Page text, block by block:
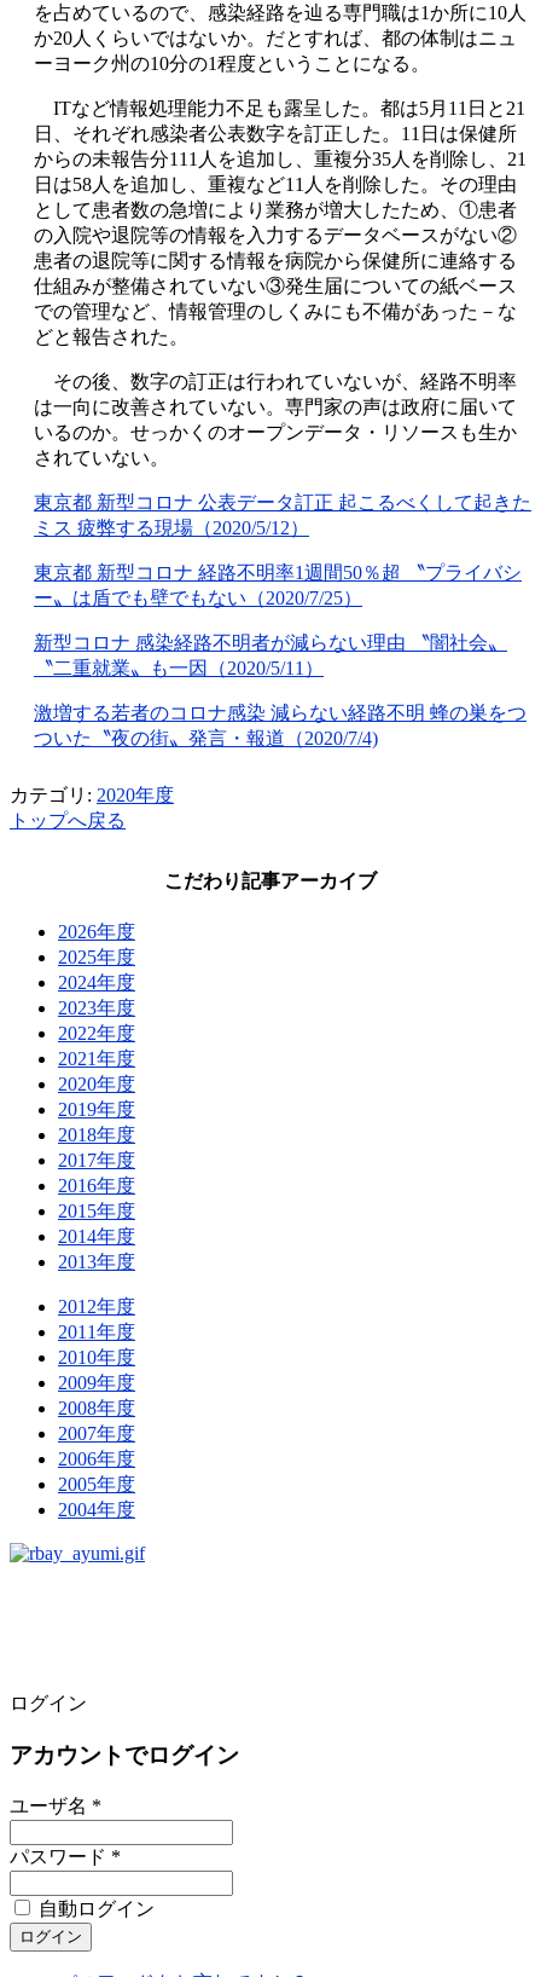
を占めているので、感染経路を辿る専門職は1か所に10人
か20人くらいではないか。だとすれば、都の体制はニュ
ーヨーク州の10分の1程度ということになる。
ITなど情報処理能力不足も露呈した。都は5月11日と21
日、それぞれ感染者公表数字を訂正した。11日は保健所
からの未報告分111人を追加し、重複分35人を削除し、21
日は58人を追加し、重複など11人を削除した。その理由
として患者数の急増により業務が増大したため、①患者
の入院や退院等の情報を入力するデータベースがない②
患者の退院等に関する情報を病院から保健所に連絡する
仕組みが整備されていない③発生届についての紙ベース
での管理など、情報管理のしくみにも不備があった－な
どと報告された。
その後、数字の訂正は行われていないが、経路不明率
は一向に改善されていない。専門家の声は政府に届いて
いるのか。せっかくのオープンデータ・リソースも生か
されていない。
東京都 新型コロナ 公表データ訂正 起こるべくして起きた
ミス 疲弊する現場（2020/5/12）
東京都 新型コロナ 経路不明率1週間50％超 〝プライバシ
ー〟は盾でも壁でもない（2020/7/25）
新型コロナ 感染経路不明者が減らない理由 〝闇社会〟
〝二重就業〟も一因（2020/5/11）
激増する若者のコロナ感染 減らない経路不明 蜂の巣をつ
ついた〝夜の街〟発言・報道（2020/7/4)
カテゴリ: 2020年度
トップへ戻る
こだわり記事アーカイブ
2026年度
2025年度
2024年度
2023年度
2022年度
2021年度
2020年度
2019年度
2018年度
2017年度
2016年度
2015年度
2014年度
2013年度
2012年度
2011年度
2010年度
2009年度
2008年度
2007年度
2006年度
2005年度
2004年度
ログイン
アカウントでログイン
ユーザ名 *
パスワード *
自動ログイン